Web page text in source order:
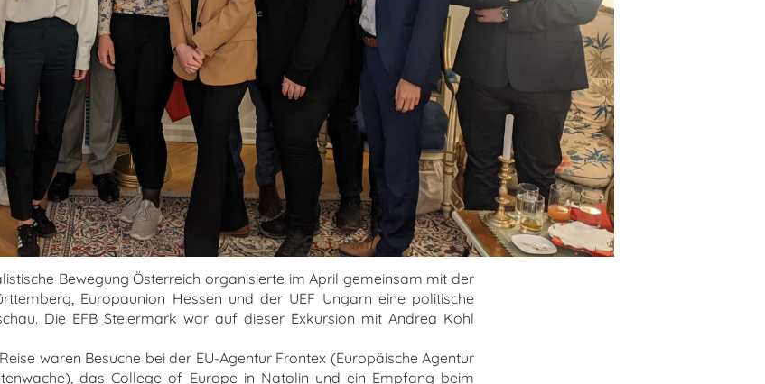
Bewegung Österreich organisierte im April gemeinsam mit der
Europaunion Hessen und der UEF Ungarn eine politische
Die EFB Steiermark war auf dieser Exkursion mit Andrea Kohl
waren Besuche bei der EU-Agentur Frontex (Europäische Agentur
das College of Europe in Natolin und ein Empfang beim